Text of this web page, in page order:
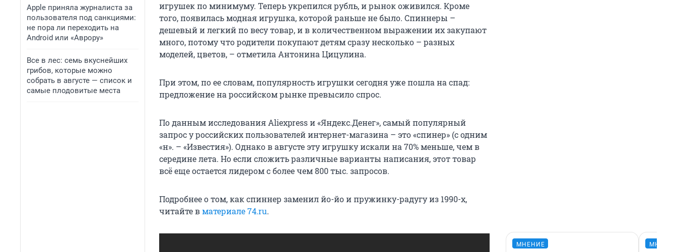
Apple приняла журналиста за
пользователя под санкциями:
не пора ли переходить на
Android или «Аврору»
Все в лес: семь вкуснейших
грибов, которые можно
собрать в августе — список и
самые плодовитые места
игрушек по минимуму. Теперь укрепился рубль, и рынок оживился. Кроме
того, появилась модная игрушка, которой раньше не было. Спиннеры –
дешевый и легкий по весу товар, и в количественном выражении их закупают
много, потому что родители покупают детям сразу несколько – разных
моделей, цветов, – отметила Антонина Цицулина.
При этом, по ее словам, популярность игрушки сегодня уже пошла на спад:
предложение на российском рынке превысило спрос.
По данным исследования Aliexpress и «Яндекс.Денег», самый популярный
запрос у российских пользователей интернет-магазина – это «спинер» (с одним
«н». – «Известия»). Однако в августе эту игрушку искали на 70% меньше, чем в
середине лета. Но если сложить различные варианты написания, этот товар
всё еще остается лидером с более чем 800 тыс. запросов.
Подробнее о том, как спиннер заменил йо-йо и пружинку-радугу из 1990-х,
читайте вматериале 74.ru.
МНЕНИЕ